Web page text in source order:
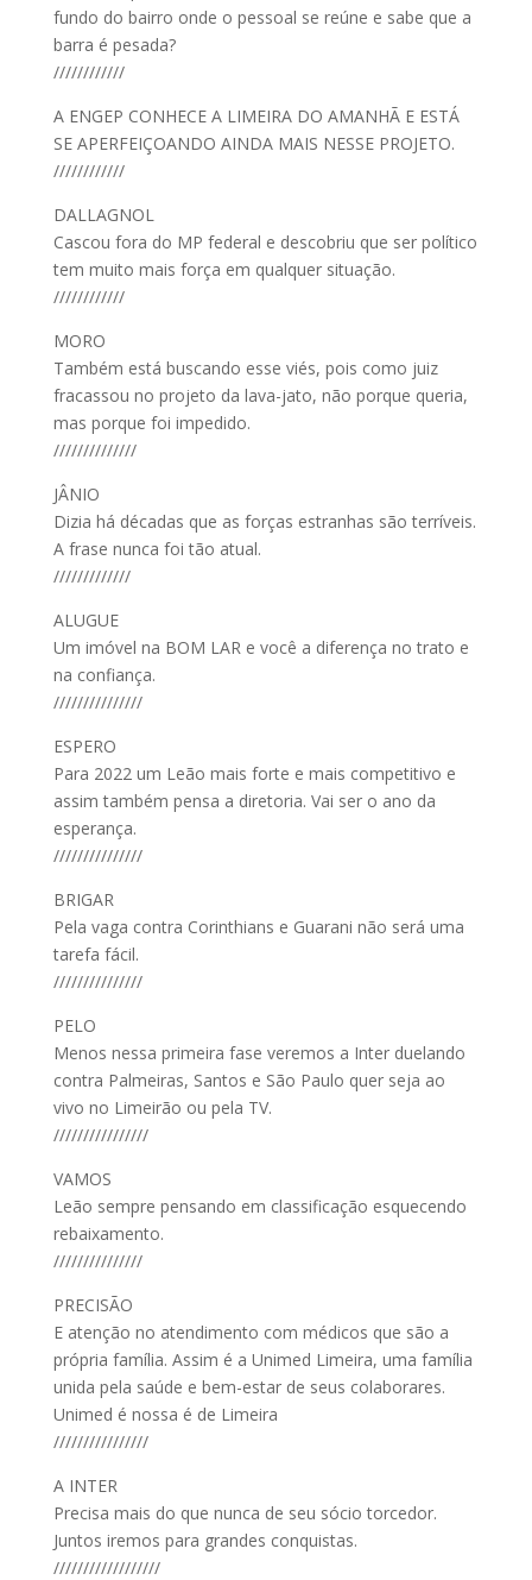
fundo do bairro onde o pessoal se reúne e sabe que a
barra é pesada?
////////////
A ENGEP CONHECE A LIMEIRA DO AMANHÃ E ESTÁ
SE APERFEIÇOANDO AINDA MAIS NESSE PROJETO.
////////////
DALLAGNOL
Cascou fora do MP federal e descobriu que ser político
tem muito mais força em qualquer situação.
////////////
MORO
Também está buscando esse viés, pois como juiz
fracassou no projeto da lava-jato, não porque queria,
mas porque foi impedido.
//////////////
JÂNIO
Dizia há décadas que as forças estranhas são terríveis.
A frase nunca foi tão atual.
/////////////
ALUGUE
Um imóvel na BOM LAR e você a diferença no trato e
na confiança.
///////////////
ESPERO
Para 2022 um Leão mais forte e mais competitivo e
assim também pensa a diretoria. Vai ser o ano da
esperança.
///////////////
BRIGAR
Pela vaga contra Corinthians e Guarani não será uma
tarefa fácil.
///////////////
PELO
Menos nessa primeira fase veremos a Inter duelando
contra Palmeiras, Santos e São Paulo quer seja ao
vivo no Limeirão ou pela TV.
////////////////
VAMOS
Leão sempre pensando em classificação esquecendo
rebaixamento.
///////////////
PRECISÃO
E atenção no atendimento com médicos que são a
própria família. Assim é a Unimed Limeira, uma família
unida pela saúde e bem-estar de seus colaborares.
Unimed é nossa é de Limeira
////////////////
A INTER
Precisa mais do que nunca de seu sócio torcedor.
Juntos iremos para grandes conquistas.
//////////////////